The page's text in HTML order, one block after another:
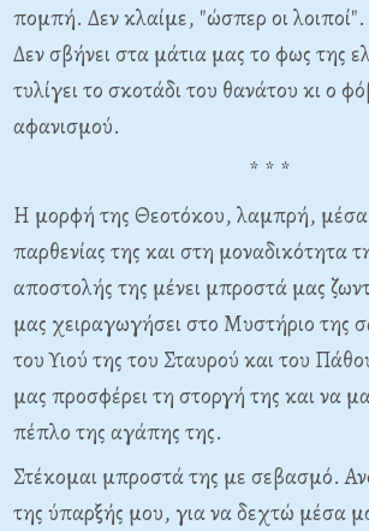
πομπή. Δεν κλαίμε, "ώσπερ οι λοιποί".
Δεν σβήνει στα μάτια μας το φως της
τυλίγει το σκοτάδι του θανάτου κι ο
αφανισμού.
* * *
Η μορφή της Θεοτόκου, λαμπρή, μέσα
παρθενίας της καιστη μοναδικότητα
αποστολής της μένει μπροστά μας
μας χειραγωγήσει στο Μυστήριο της
τουΥιού της του Σταυρού και του
μας προσφέρει τη στοργή της και να
πέπλο της αγάπης της.
Στέκομαι μπροστά της με σεβασμό.
της ύπαρξής μου, για να δεχτώ μέσα